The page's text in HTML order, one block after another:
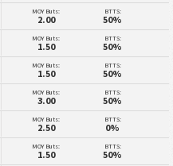
MOY Buts:
2.00
BTTS:
50%
MOY Buts:
1.50
BTTS:
50%
MOY Buts:
1.50
BTTS:
50%
MOY Buts:
3.00
BTTS:
50%
MOY Buts:
2.50
BTTS:
0%
MOY Buts:
1.50
BTTS:
50%